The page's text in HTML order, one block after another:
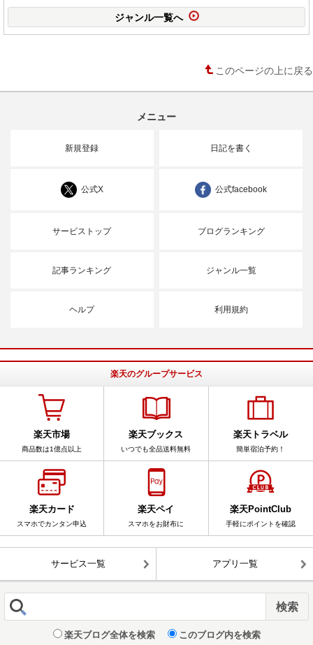
ジャンル一覧へ
このページの上に戻る
メニュー
新規登録 日記を書く
公式X 公式facebook
サービストップ ブログランキング
記事ランキング ジャンル一覧
ヘルプ 利用規約
楽天のグループサービス
楽天市場
商品数は1億点以上
楽天ブックス
いつでも全品送料無料
楽天トラベル
簡単宿泊予約！
楽天カード
スマホでカンタン申込
楽天ペイ
スマホをお財布に
楽天PointClub
手軽にポイントを確認
サービス一覧 アプリ一覧
楽天ブログ全体を検索 このブログ内を検索